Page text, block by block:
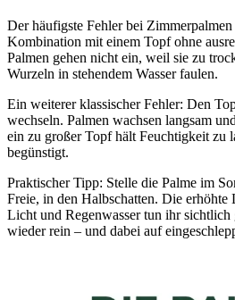
Der häufigste Fehler bei
Kombination mit einem Topf ohne
Palmen gehen nicht ein, weil sie zu
Wurzeln in stehendem Wasser faulen.
Ein weiterer klassischer Fehler: Den
wechseln. Palmen wachsen langsam
ein zu großer Topf hält Feuchtigkeit zu
begünstigt.
Praktischer Tipp: Stelle die Palme im
Freie, in den Halbschatten. Die
Licht und Regenwasser tun ihr sichtlich
wieder rein – und dabei auf